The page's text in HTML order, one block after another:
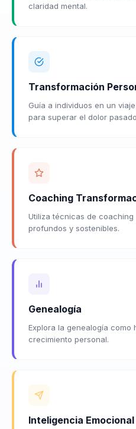
claridad mental.
Transformación
Guía a individuos en un
para superar el dolor
Coaching
Utiliza técnicas de
profundos y sostenibles.
Genealogía
Explora la genealogía como
crecimiento personal.
Inteligencia Emocional